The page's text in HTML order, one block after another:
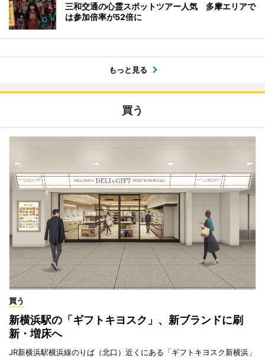
三和交通の心霊スポットツアー人気 多摩エリアで
は参加倍率が52倍に
もっと見る
買う
買う
新横浜駅の「ギフトキヨスク」、新ブランドに刷
新・増床へ
JR新横浜駅横浜線のりば（北口）近くにある「ギフトキヨスク新横浜」